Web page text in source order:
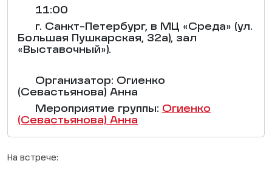
11:00
г. Санкт-Петербург, в МЦ «Среда» (ул.
Большая Пушкарская, 32а), зал
«Выставочный»).
Организатор: Огиенко
(Севастьянова) Анна
Мероприятие группы: Огиенко
(Севастьянова) Анна
На встрече: